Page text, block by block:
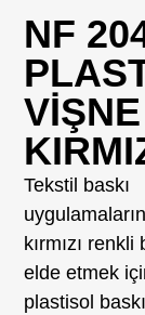
NF
VIŞNE
Tekstil baskı
kırmızı renkli
elde etmek
plastisol